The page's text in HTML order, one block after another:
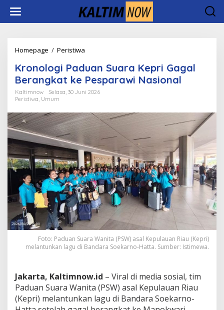
konten
Homepage / Peristiwa
Suara
Kepri
Gagal
Berangkat
Pesparawi
Nasional
Kronologi Paduan Suara Kepri Gagal
Berangkat ke Pesparawi Nasional
Kaltimnow
Selasa, 30 Juni 2026
Peristiwa, Umum
Foto: Paduan Suara Wanita (PSW) asal Kepulauan Riau (Kepri)
melantunkan lagu di Bandara Soekarno-Hatta. Sumber: Istimewa.
Jakarta, Kaltimnow.id – Viral di media sosial, tim
Paduan Suara Wanita (PSW) asal Kepulauan Riau
(Kepri) melantunkan lagu di Bandara Soekarno-